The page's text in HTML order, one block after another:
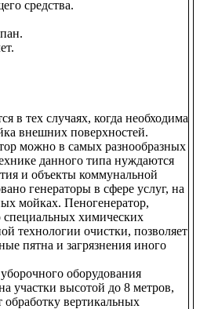
средства.
в тех случаях, когда необходима
внешних поверхностей.
можно в самых разнообразных
данного типа нуждаются
и объекты коммунальной
генераторы в сфере услуг, на
мойках. Пеногенератор,
специальных химических
технологии очистки, позволяет
пятна и загрязнения иного
оборудования
участки высотой до 8 метров,
обработку вертикальных